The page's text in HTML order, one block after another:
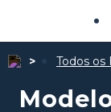
Todos os